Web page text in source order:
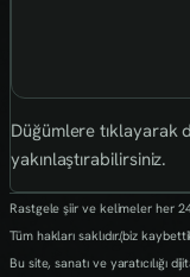
Düğümlere tıklayarak
yakınlaştırabilirsiniz.
Rastgele şiir ve kelimeler her
Tüm hakları saklıdır.(biz
Bu site, sanatı ve yaratıcılığı